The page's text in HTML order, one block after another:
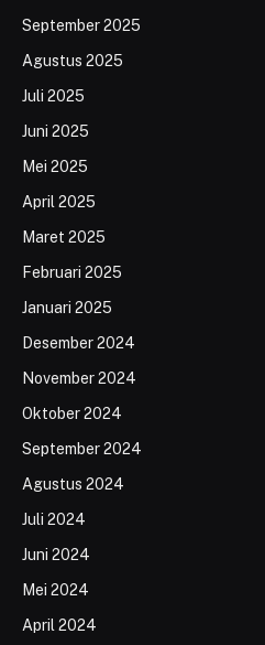
September 2025
Agustus 2025
Juli 2025
Juni 2025
Mei 2025
April 2025
Maret 2025
Februari 2025
Januari 2025
Desember 2024
November 2024
Oktober 2024
September 2024
Agustus 2024
Juli 2024
Juni 2024
Mei 2024
April 2024